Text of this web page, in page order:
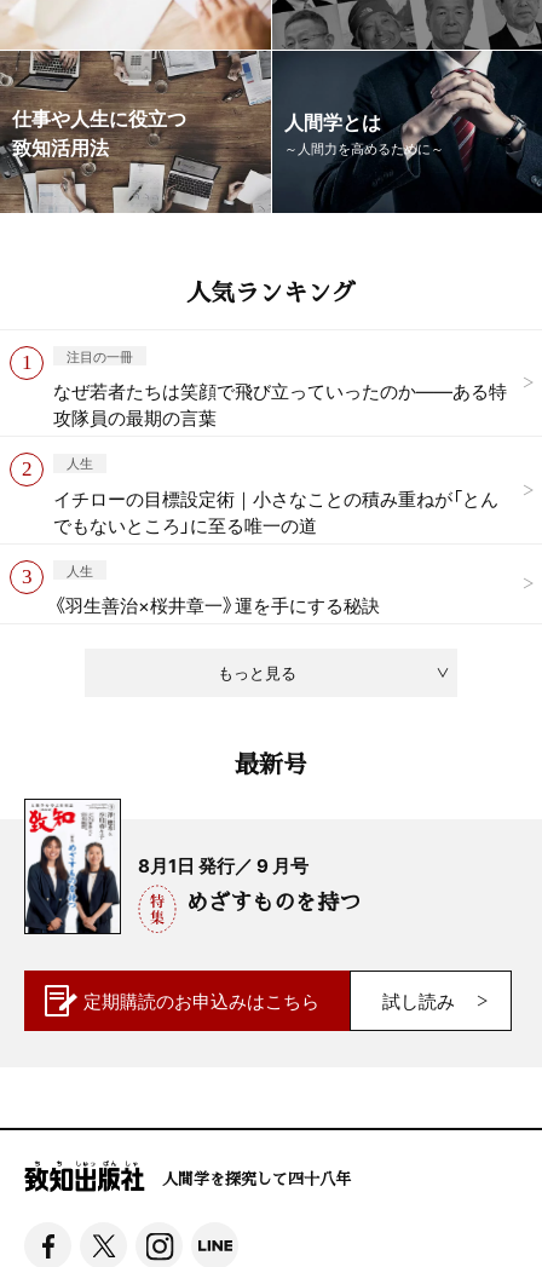
仕事や人生に役立つ
致知活用法
人間学とは
～人間力を高めるために～
人気ランキング
もっと見る
注目の一冊
なぜ若者たちは笑顔で飛び立っていったのか——ある特
攻隊員の最期の言葉
人生
イチローの目標設定術｜小さなことの積み重ねが「とん
でもないところ」に至る唯一の道
人生
《羽生善治×桜井章一》運を手にする秘訣
最新号
8月1日 発行／ 9 月号
めざすものを持つ
定期購読のお申込みはこちら 試し読み
人間学を探究して四十八年